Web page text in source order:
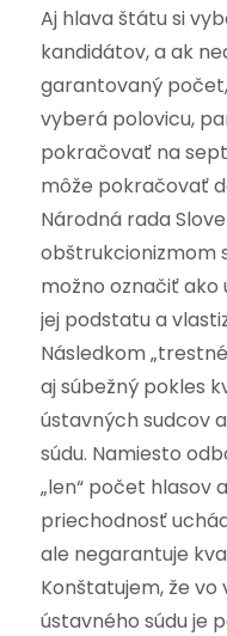
Aj hlava štátu si
kandidátov, a ak
garantovaný
vyberá polovicu,
pokračovať na
môže pokračovať
Národná rada
obštrukcionizmom
možno označiť ako
jej podstatu a
Následkom
aj súbežný pokles
ústavných sudcov
súdu. Namiesto
„len“ počet hlasov
priechodnosť
ale negarantuje
Konštatujem, že
ústavného súdu je